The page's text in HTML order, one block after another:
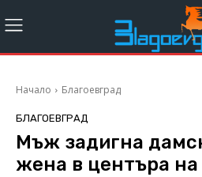
Начало Благоевград
БЛАГОЕВГРАД
Мъж задигна
жена в центъра на